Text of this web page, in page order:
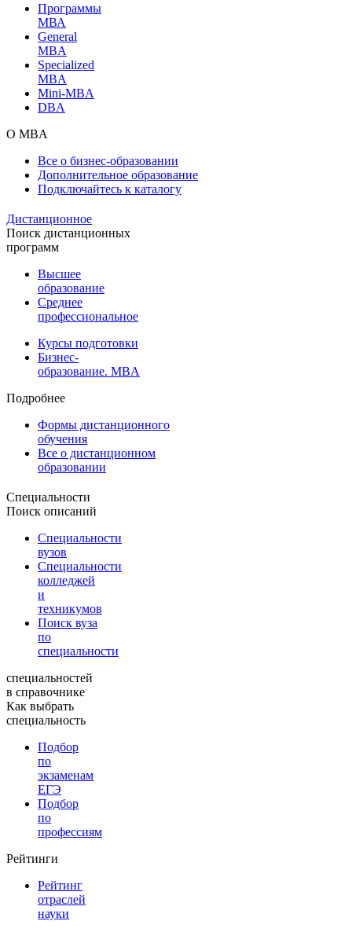
Программы
МВА
General
MBA
Specialized
MBA
Mini-MBA
DBA
О MBA
Все о бизнес-образовании
Дополнительное образование
Подключайтесь к каталогу
Дистанционное
Поиск дистанционных
программ
Высшее
образование
Среднее
профессиональное
Курсы подготовки
Бизнес-
образование. MBA
Подробнее
Формы дистанционного
обучения
Все о дистанционном
образовании
Специальности
Поиск описаний
Специальности
вузов
Специальности
колледжей
и
техникумов
Поиск вуза
по
специальности
специальностей
в справочнике
Как выбрать
специальность
Подбор
по
экзаменам
ЕГЭ
Подбор
по
профессиям
Рейтинги
Рейтинг
отраслей
науки